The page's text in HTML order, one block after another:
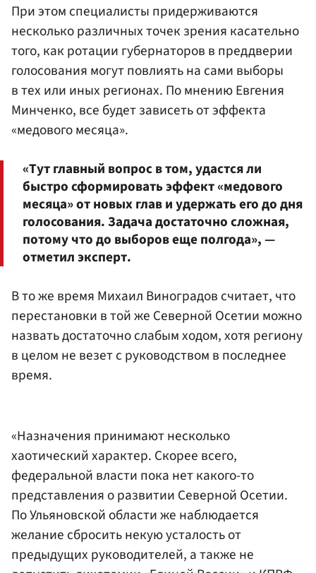
При этом специалисты придерживаются
несколько различных точек зрения касательно
того, как ротации губернаторов в преддверии
голосования могут повлиять на сами выборы
в тех или иных регионах. По мнению Евгения
Минченко, все будет зависеть от эффекта
«медового месяца».
«Тут главный вопрос в том, удастся ли
быстро сформировать эффект «медового
месяца» от новых глав и удержать его до дня
голосования. Задача достаточно сложная,
потому что до выборов еще полгода», —
отметил эксперт.
В то же время Михаил Виноградов считает, что
перестановки в той же Северной Осетии можно
назвать достаточно слабым ходом, хотя региону
в целом не везет с руководством в последнее
время.
«Назначения принимают несколько
хаотический характер. Скорее всего,
федеральной власти пока нет какого-то
представления о развитии Северной Осетии.
По Ульяновской области же наблюдается
желание сбросить некую усталость от
предыдущих руководителей, а также не